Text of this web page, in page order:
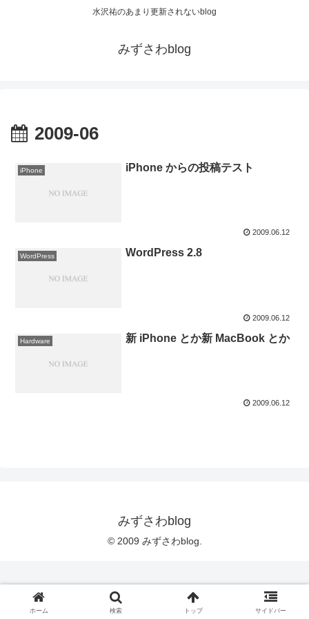
水沢祐のあまり更新されないblog
みずさわblog
2009-06
iPhone iPhone からの投稿テスト
2009.06.12
WordPress WordPress 2.8
2009.06.12
Hardware 新 iPhone とか新 MacBook とか
2009.06.12
みずさわblog
© 2009 みずさわblog.
ホーム 検索 トップ サイドバー